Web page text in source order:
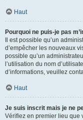
Haut
Pourquoi ne puis-je pas
Il est possible qu’un
d’empêcher les nouveaux
possible qu’un
l’utilisation du nom
d’informations, veuillez
Haut
Je suis inscrit mais je ne
Vérifiez en premier lieu que